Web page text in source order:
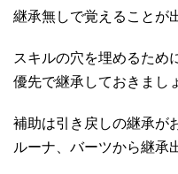
継承無しで覚えることが
スキルの穴を埋めるため
優先で継承しておきまし
補助は引き戻しの継承が
ルーナ、バーツから継承